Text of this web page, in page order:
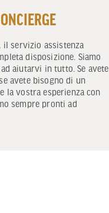
il servizio assistenza
disposizione. Siamo
aiutarvi in tutto. Se avete
avete bisogno di un
la vostra esperienza con
sempre pronti ad